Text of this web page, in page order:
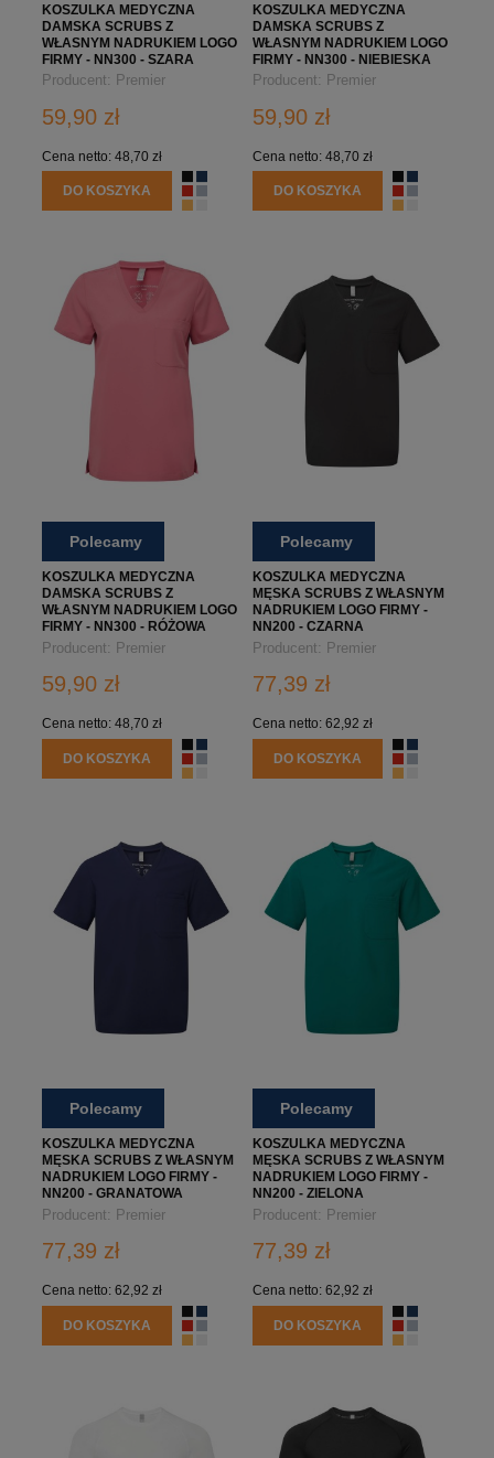
KOSZULKA MEDYCZNA
DAMSKA SCRUBS Z
WŁASNYM NADRUKIEM LOGO
FIRMY - NN300 - SZARA
Producent: Premier
59,90 zł
Cena netto: 48,70 zł
DO KOSZYKA
KOSZULKA MEDYCZNA
DAMSKA SCRUBS Z
WŁASNYM NADRUKIEM LOGO
FIRMY - NN300 - NIEBIESKA
Producent: Premier
59,90 zł
Cena netto: 48,70 zł
DO KOSZYKA
Polecamy
KOSZULKA MEDYCZNA
DAMSKA SCRUBS Z
WŁASNYM NADRUKIEM LOGO
FIRMY - NN300 - RÓŻOWA
Producent: Premier
59,90 zł
Cena netto: 48,70 zł
DO KOSZYKA
Polecamy
KOSZULKA MEDYCZNA
MĘSKA SCRUBS Z WŁASNYM
NADRUKIEM LOGO FIRMY -
NN200 - CZARNA
Producent: Premier
77,39 zł
Cena netto: 62,92 zł
DO KOSZYKA
Polecamy
KOSZULKA MEDYCZNA
MĘSKA SCRUBS Z WŁASNYM
NADRUKIEM LOGO FIRMY -
NN200 - GRANATOWA
Producent: Premier
77,39 zł
Cena netto: 62,92 zł
DO KOSZYKA
Polecamy
KOSZULKA MEDYCZNA
MĘSKA SCRUBS Z WŁASNYM
NADRUKIEM LOGO FIRMY -
NN200 - ZIELONA
Producent: Premier
77,39 zł
Cena netto: 62,92 zł
DO KOSZYKA